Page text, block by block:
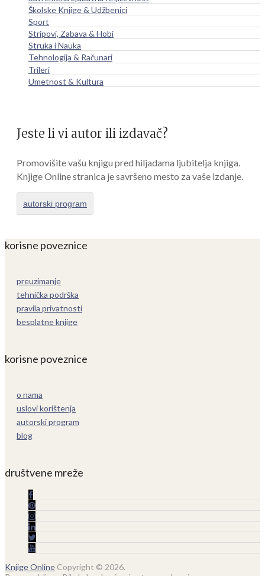
Školske Knjige & Udžbenici
Sport
Stripovi, Zabava & Hobi
Struka i Nauka
Tehnologija & Računari
Trileri
Umetnost & Kultura
Jeste li vi autor ili izdavač?
Promovišite vašu knjigu pred hiljadama ljubitelja knjiga.
Knjige Online stranica je savršeno mesto za vaše izdanje.
autorski program
korisne poveznice
preuzimanje
tehnička podrška
pravila privatnosti
besplatne knjige
korisne poveznice
o nama
uslovi korištenja
autorski program
blog
društvene mreže
Knjige Online Copyright © 2026.